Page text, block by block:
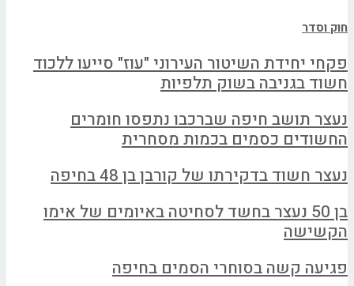
חוק וסדר
פקחי יחידת השיטור העירוני "עוז" סייעו ללכוד
חשוד בגניבה בשוק תלפיות
נעצר תושב חיפה שברכבו נתפסו חומרים
החשודים כסמים בכמות מסחרית
נעצר חשוד בדקירתו של קורבן בן 48 בחיפה
בן 50 נעצר בחשד לסחיטה באיומים של אימו
הקשישה
פגיעה קשה בסוחרי הסמים בחיפה